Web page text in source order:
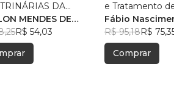
DA
POLICIAL
MENDES DE
R$ 54,03
e Tratamento
Técnicos
Fábio
R$ 95,18R$
Comprar